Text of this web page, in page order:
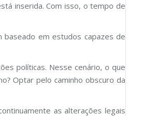
inserida. Com isso, o tempo de
em estudos capazes de
políticas. Nesse cenário, o que
Optar pelo caminho obscuro da
as alterações legais